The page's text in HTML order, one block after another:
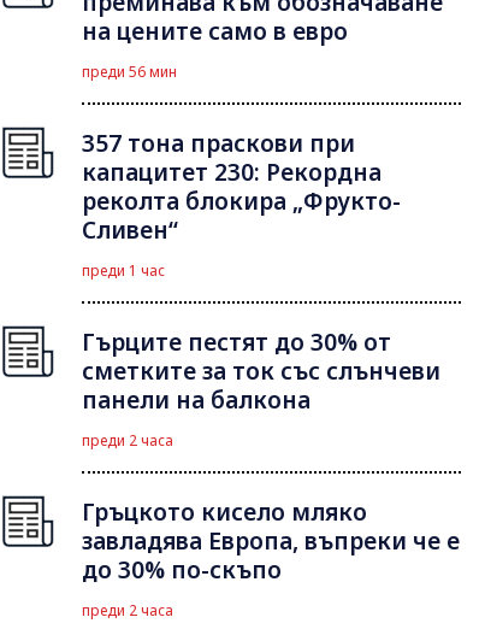
на цените само в евро
преди 56 мин
357 тона праскови при
капацитет 230: Рекордна
реколта блокира „Фрукто-
Сливен“
преди 1 час
Гърците пестят до 30% от
сметките за ток със слънчеви
панели на балкона
преди 2 часа
Гръцкото кисело мляко
завладява Европа, въпреки че е
до 30% по-скъпо
преди 2 часа